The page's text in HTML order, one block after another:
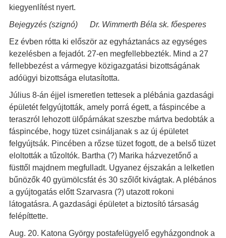
kiegyenlítést nyert.
Bejegyzés (szignó) Dr. Wimmerth Béla sk. főesperes
Ez évben rótta ki először az egyháztanács az egységes
kezelésben a fejadót. 27-en megfellebbezték. Mind a 27
fellebbezést a vármegye közigazgatási bizottságának
adóügyi bizottsága elutasította.
Július 8-án éjjel ismeretlen tettesek a plébánia gazdasági
épületét felgyújtották, amely porrá égett, a fáspincébe a
teraszról lehozott ülőpárnákat szeszbe mártva bedobták a
fáspincébe, hogy tüzet csináljanak s az új épületet
felgyújtsák. Pincében a rőzse tüzet fogott, de a belső tüzet
eloltották a tűzoltók. Bartha (?) Marika házvezetőnő a
füsttől majdnem megfulladt. Ugyanez éjszakán a lelketlen
bűnözők 40 gyümölcsfát és 30 szőlőt kivágtak. A plébános
a gyújtogatás előtt Szarvasra (?) utazott rokoni
látogatásra. A gazdasági épületet a biztosító társaság
felépíttette.
Aug. 20. Katona György postafelügyelő egyházgondnok a